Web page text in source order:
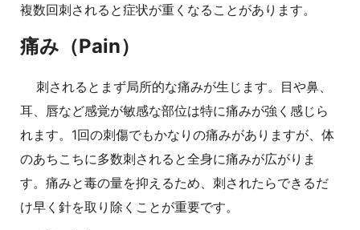
複数回刺されると症状が重くなることがあります。
痛み（Pain）
刺されるとまず局所的な痛みが生じます。目や鼻、
耳、唇など感覚が敏感な部位は特に痛みが強く感じら
れます。1回の刺傷でもかなりの痛みがありますが、体
のあちこちに多数刺されると全身に痛みが広がりま
す。痛みと毒の量を抑えるため、刺されたらできるだ
け早く針を取り除くことが重要です。